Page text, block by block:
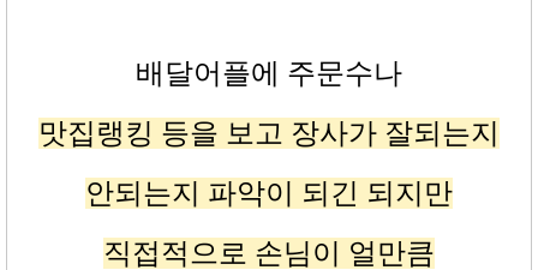
배달어플에 주문수나
맛집랭킹 등을 보고 장사가 잘되는지
안되는지 파악이 되긴 되지만
직접적으로 손님이 얼만큼